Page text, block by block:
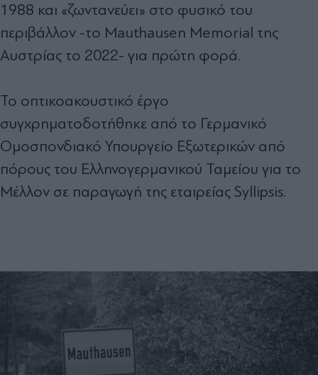
1988 και «ζωντανεύει» στο φυσικό του
περιβάλλον -το Mauthausen Memorial της
Αυστρίας το 2022- για πρώτη φορά.
Το οπτικοακουστικό έργο
συγχρηματοδοτήθηκε από το Γερμανικό
Ομοσπονδιακό Υπουργείο Εξωτερικών από
πόρους του Ελληνογερμανικού Ταμείου για το
Mέλλον σε παραγωγή της εταιρείας Syllipsis.